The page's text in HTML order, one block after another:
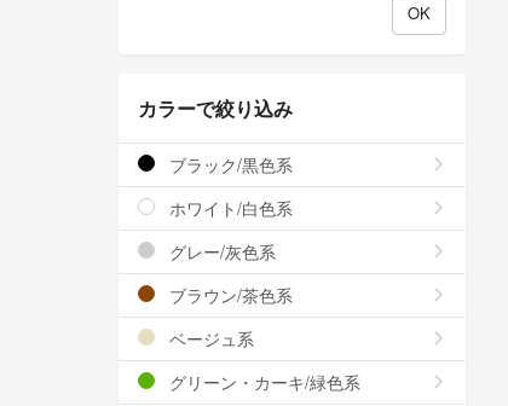
カラーで絞り込み
ブラック/黒色系
ホワイト/白色系
グレー/灰色系
ブラウン/茶色系
ベージュ系
グリーン・カーキ/緑色系